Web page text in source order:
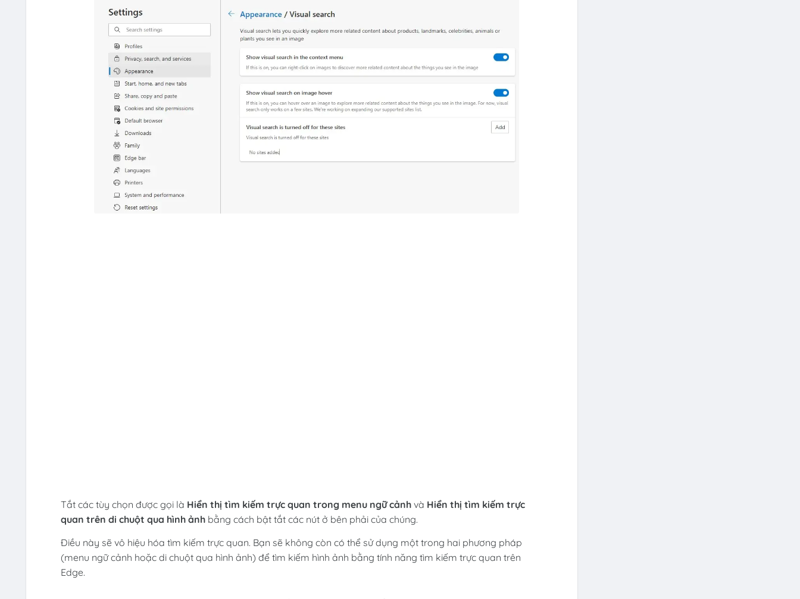
Tắt các tùy chọn được gọi là Hiển thị tìm kiếm trực quan trong menu ngữ cảnhvà Hiển thị tìm kiếm trực
quan trên di chuột qua hình ảnhbằng cách bật tắt các nút ở bên phải của chúng.
Điều này sẽ vô hiệu hóa tìm kiếm trực quan. Bạn sẽ không còn có thể sử dụng một trong hai phương pháp
(menu ngữ cảnh hoặc di chuột qua hình ảnh) để tìm kiếm hình ảnh bằng tính năng tìm kiếm trực quan trên
Edge.